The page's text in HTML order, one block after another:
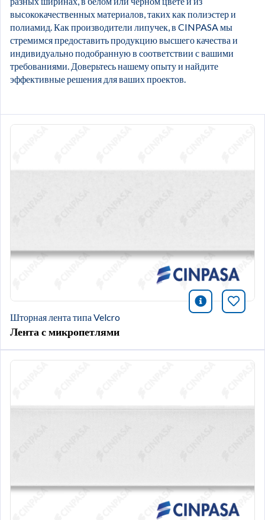
высококачественных материалов, таких как полиэстер и
полиамид. Как производители липучек, в CINPASA мы
стремимся предоставить продукцию высшего качества и
индивидуально подобранную в соответствии с вашими
требованиями. Доверьтесь нашему опыту и найдите
эффективные решения для ваших проектов.
icono
Шторная лента типа Velcro
Лента с микропетлями